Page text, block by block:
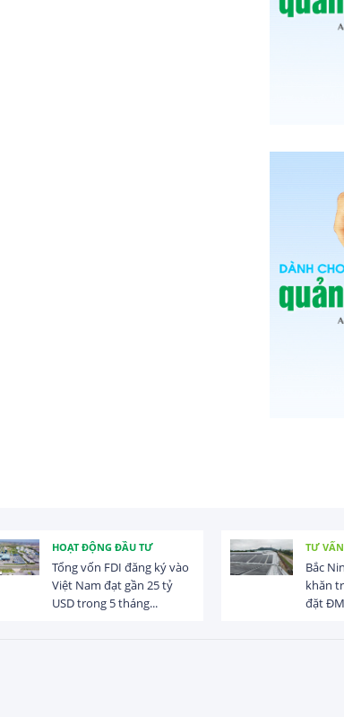
vào
TƯ VẤN - CHỈ DẪN
Bắc Ninh: Tháo gỡ khó
khăn trong triển khai lắp
đặt ĐMTAM trong...